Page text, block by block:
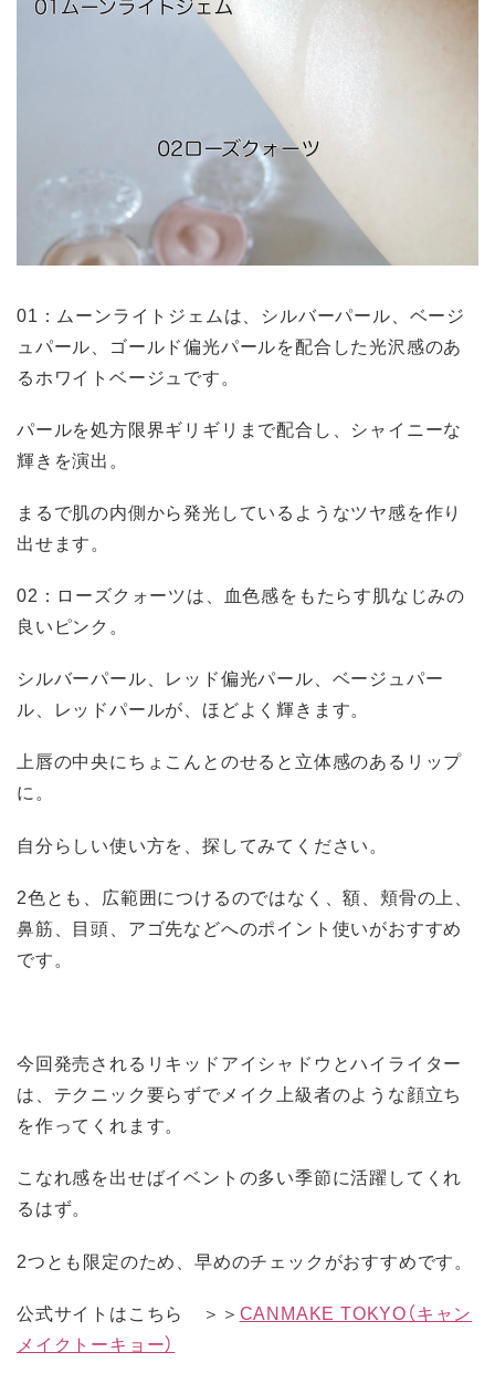
01：ムーンライトジェムは、シルバーパール、ベージ
ュパール、ゴールド偏光パールを配合した光沢感のあ
るホワイトベージュです。
パールを処方限界ギリギリまで配合し、シャイニーな
輝きを演出。
まるで肌の内側から発光しているようなツヤ感を作り
出せます。
02：ローズクォーツは、血色感をもたらす肌なじみの
良いピンク。
シルバーパール、レッド偏光パール、ベージュパー
ル、レッドパールが、ほどよく輝きます。
上唇の中央にちょこんとのせると立体感のあるリップ
に。
自分らしい使い方を、探してみてください。
2色とも、広範囲につけるのではなく、額、頬骨の上、
鼻筋、目頭、アゴ先などへのポイント使いがおすすめ
です。
今回発売されるリキッドアイシャドウとハイライター
は、テクニック要らずでメイク上級者のような顔立ち
を作ってくれます。
こなれ感を出せばイベントの多い季節に活躍してくれ
るはず。
2つとも限定のため、早めのチェックがおすすめです。
公式サイトはこちら ＞＞ CANMAKE TOKYO（キャン
メイクトーキョー）